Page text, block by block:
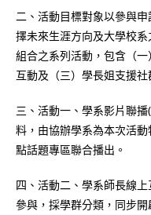
二、活動目標對象以參與
擇未來生涯方向及大學校
組合之系列活動，包含（
互動及（三）學長姐支援社
三、活動一、學系影片聯
料，由協辦學系為本次活
點話題專區聯合播出。
四、活動二、學系師長線
參與，採學群分類，同步